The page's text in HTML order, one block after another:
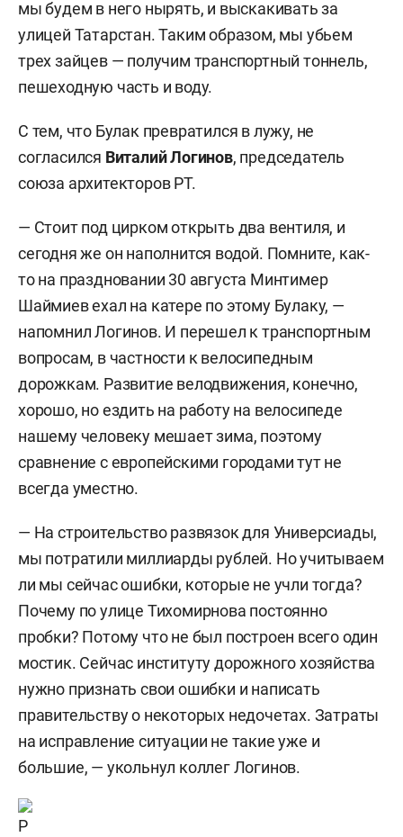
мы будем в него нырять, и выскакивать за
улицей Татарстан. Таким образом, мы убьем
трех зайцев — получим транспортный тоннель,
пешеходную часть и воду.
С тем, что Булак превратился в лужу, не
согласился ВиталийЛогинов, председатель
союза архитекторов РТ.
— Стоит под цирком открыть два вентиля, и
сегодня же он наполнится водой. Помните, как-
то на праздновании 30 августа Минтимер
Шаймиев ехал на катере по этому Булаку, —
напомнил Логинов. И перешел к транспортным
вопросам, в частности к велосипедным
дорожкам. Развитие велодвижения, конечно,
хорошо, но ездить на работу на велосипеде
нашему человеку мешает зима, поэтому
сравнение с европейскими городами тут не
всегда уместно.
— На строительство развязок для Универсиады,
мы потратили миллиарды рублей. Но учитываем
ли мы сейчас ошибки, которые не учли тогда?
Почему по улице Тихомирнова постоянно
пробки? Потому что не был построен всего один
мостик. Сейчас институту дорожного хозяйства
нужно признать свои ошибки и написать
правительству о некоторых недочетах. Затраты
на исправление ситуации не такие уже и
большие, — укольнул коллег Логинов.